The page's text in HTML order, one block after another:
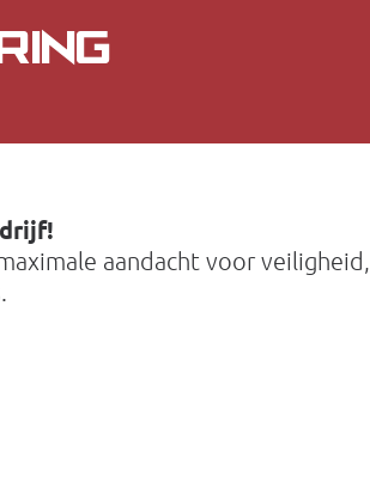
aandacht voor veiligheid,